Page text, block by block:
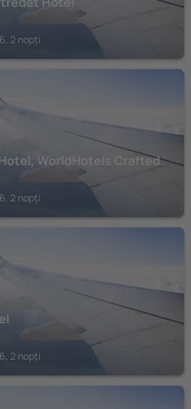
2 nopți
WorldHotels Crafted
2 nopți
2 nopți